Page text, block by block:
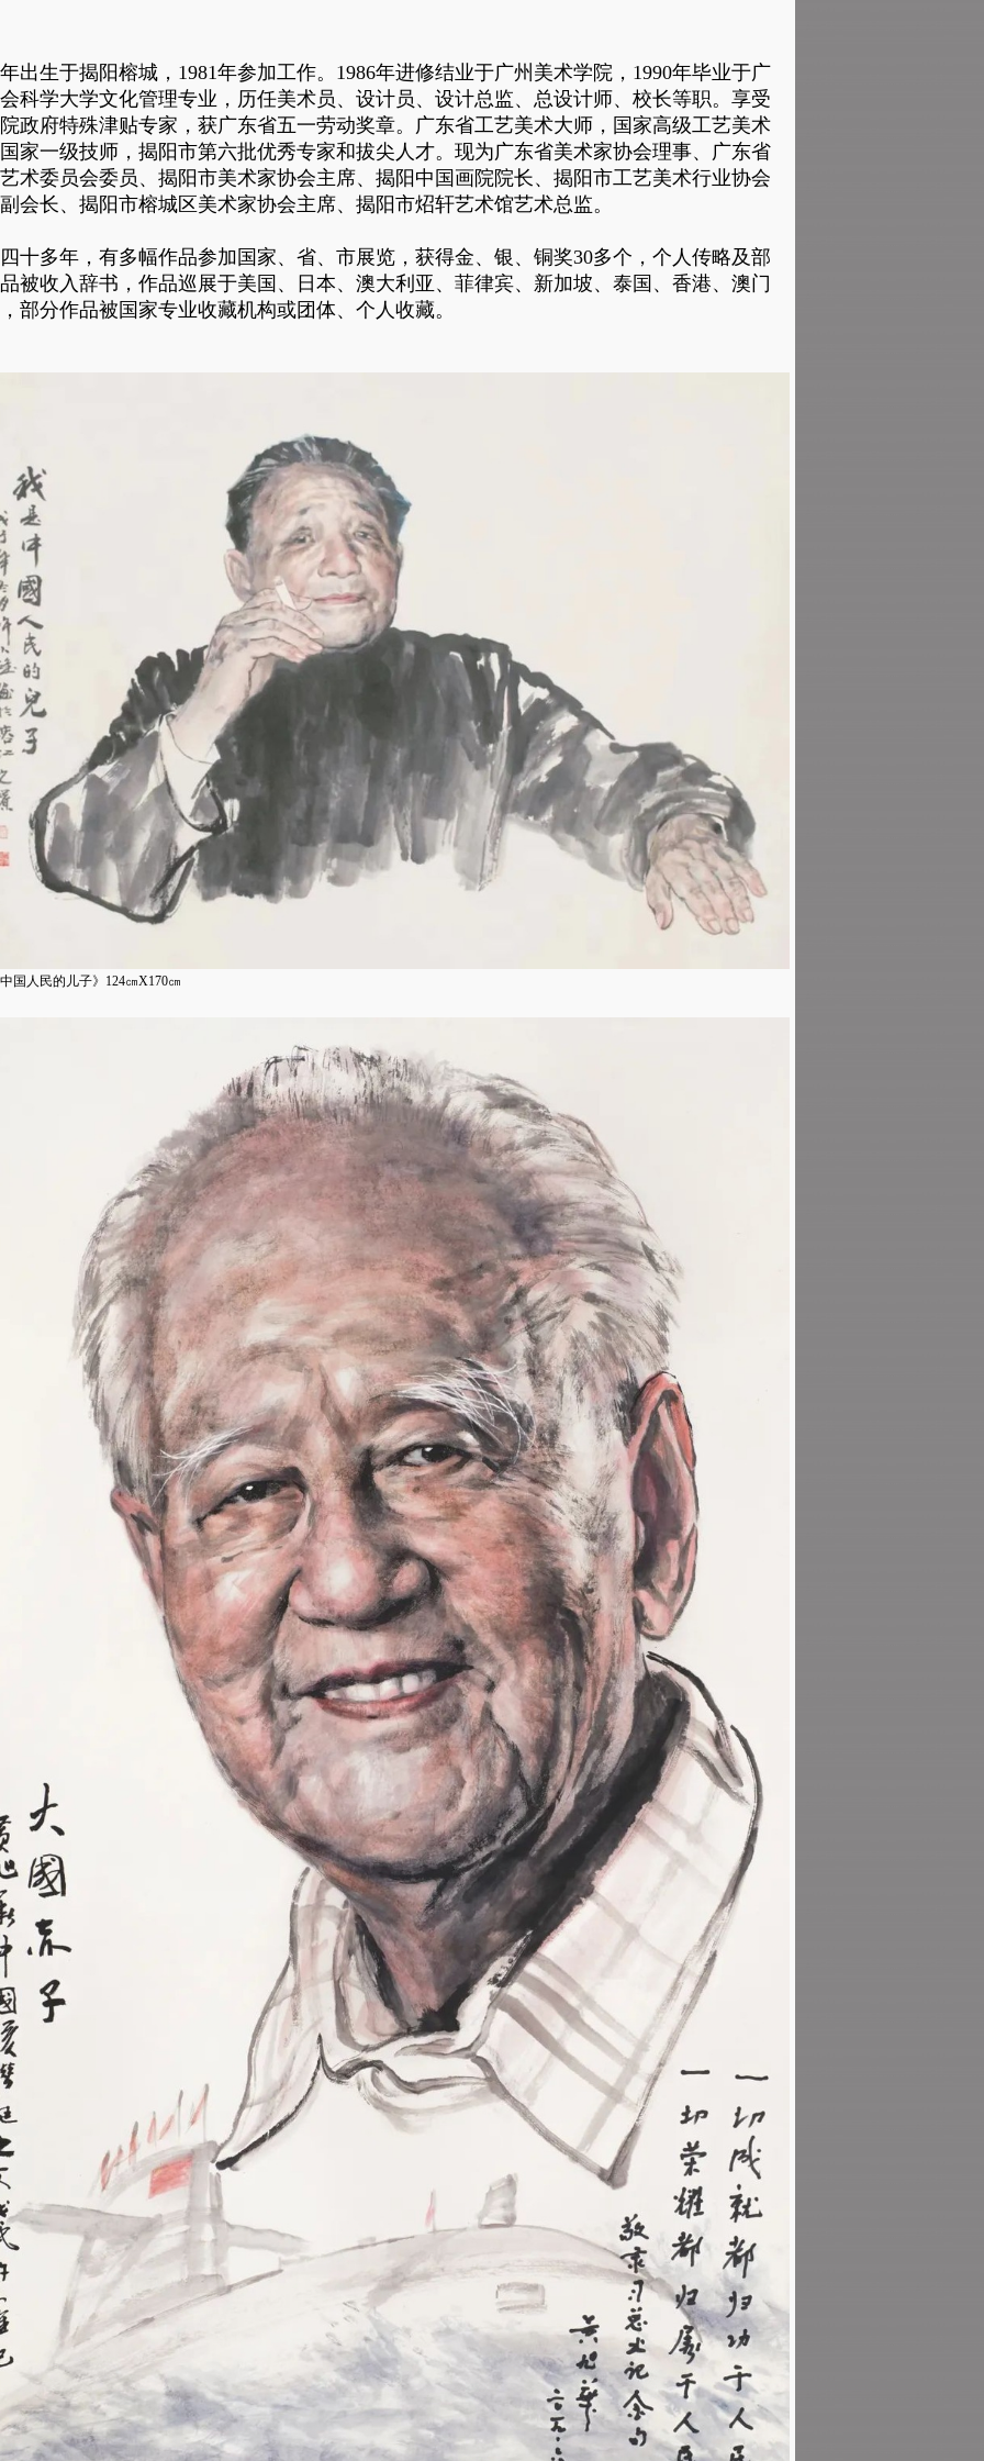
出生于揭阳榕城，1981年参加工作。1986年进修结业于广州美术学院，1990年毕业于广
科学大学文化管理专业，历任美术员、设计员、设计总监、总设计师、校长等职。享受
政府特殊津贴专家，获广东省五一劳动奖章。广东省工艺美术大师，国家高级工艺美术
家一级技师，揭阳市第六批优秀专家和拔尖人才。现为广东省美术家协会理事、广东省
术委员会委员、揭阳市美术家协会主席、揭阳中国画院院长、揭阳市工艺美术行业协会
会长、揭阳市榕城区美术家协会主席、揭阳市炤轩艺术馆艺术总监。
十多年，有多幅作品参加国家、省、市展览，获得金、银、铜奖30多个，个人传略及部
被收入辞书，作品巡展于美国、日本、澳大利亚、菲律宾、新加坡、泰国、香港、澳门
部分作品被国家专业收藏机构或团体、个人收藏。
国人民的儿子》124㎝X170㎝